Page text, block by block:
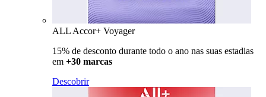
ALL Accor+ Voyager
15% de desconto durante todo o ano nas suas estadias
em +30 marcas
Descobrir